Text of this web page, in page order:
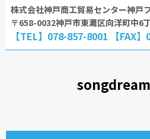
株式会社神戸商工貿易センター神戸
〒658-0032神戸市東灘区向洋町中6
【TEL】078-857-8001 【FAX